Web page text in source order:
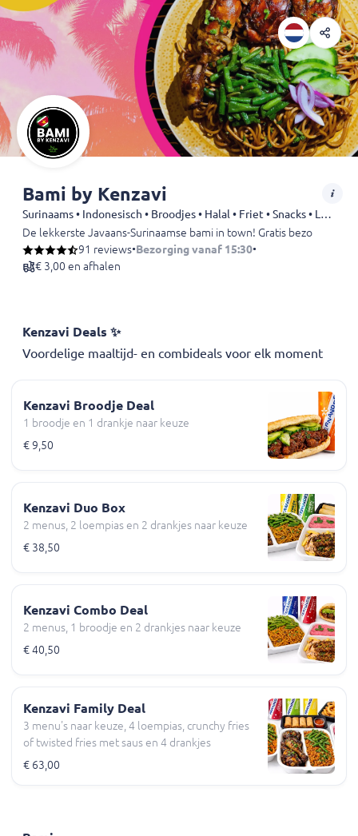
Bami by Kenzavi
Surinaams • Indonesisch • Broodjes • Halal • Friet • Snacks • Lunch • Lunchroom
De lekkerste Javaans-Surinaamse bami in town! Gratis bezorging
Bami, nasi en andere favoriete gerechten uit de Surinaamse keuken.
91 reviews•Bezorging vanaf 15:30•
€ 3,00 en afhalen
Kenzavi Deals ✨️
Voordelige maaltijd- en combideals voor elk moment
Kenzavi Broodje Deal
1 broodje en 1 drankje naar keuze
€ 9,50
Kenzavi Duo Box
2 menus, 2 loempias en 2 drankjes naar keuze
€ 38,50
Kenzavi Combo Deal
2 menus, 1 broodje en 2 drankjes naar keuze
€ 40,50
Kenzavi Family Deal
3 menu's naar keuze, 4 loempias, crunchy fries
of twisted fries met saus en 4 drankjes
€ 63,00